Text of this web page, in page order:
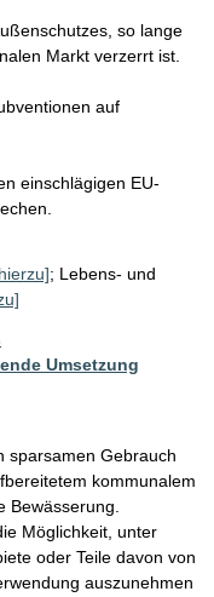
so lange
Markt verzerrt ist.
auf
einschlägigen EU-
; Lebens- und
Umsetzung
sparsamen Gebrauch
kommunalem
Bewässerung.
Möglichkeit, unter
oder Teile davon von
auszunehmen